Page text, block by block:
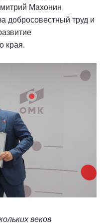
Махонин
добросовестный труд и
края.
веков